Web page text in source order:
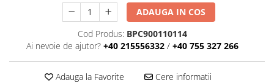
ADAUGA IN COS
Cod Produs: BPC900110114
Ai nevoie de ajutor? +40 215556332 / +40 755 327 266
Adauga la Favorite Cere informatii